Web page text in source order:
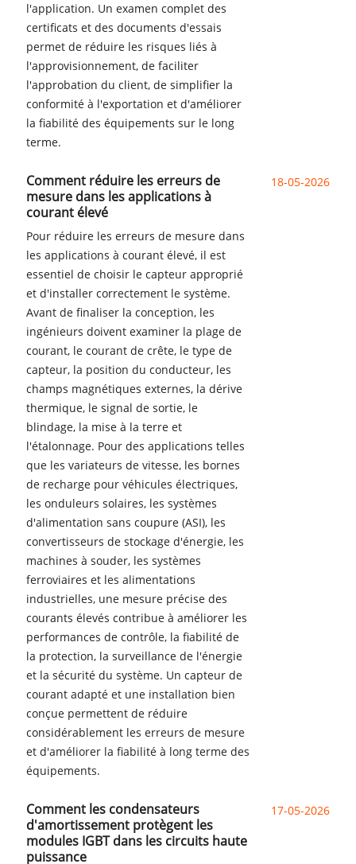
l'application. Un examen complet des
certificats et des documents d'essais
permet de réduire les risques liés à
l'approvisionnement, de faciliter
l'approbation du client, de simplifier la
conformité à l'exportation et d'améliorer
la fiabilité des équipements sur le long
terme.
18-05-2026
Comment réduire les erreurs de
mesure dans les applications à
courant élevé
Pour réduire les erreurs de mesure dans
les applications à courant élevé, il est
essentiel de choisir le capteur approprié
et d'installer correctement le système.
Avant de finaliser la conception, les
ingénieurs doivent examiner la plage de
courant, le courant de crête, le type de
capteur, la position du conducteur, les
champs magnétiques externes, la dérive
thermique, le signal de sortie, le
blindage, la mise à la terre et
l'étalonnage. Pour des applications telles
que les variateurs de vitesse, les bornes
de recharge pour véhicules électriques,
les onduleurs solaires, les systèmes
d'alimentation sans coupure (ASI), les
convertisseurs de stockage d'énergie, les
machines à souder, les systèmes
ferroviaires et les alimentations
industrielles, une mesure précise des
courants élevés contribue à améliorer les
performances de contrôle, la fiabilité de
la protection, la surveillance de l'énergie
et la sécurité du système. Un capteur de
courant adapté et une installation bien
conçue permettent de réduire
considérablement les erreurs de mesure
et d'améliorer la fiabilité à long terme des
équipements.
17-05-2026
Comment les condensateurs
d'amortissement protègent les
modules IGBT dans les circuits haute
puissance